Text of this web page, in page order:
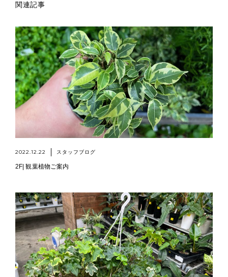
関連記事
2022.12.22 スタッフブログ
2F| 観葉植物ご案内